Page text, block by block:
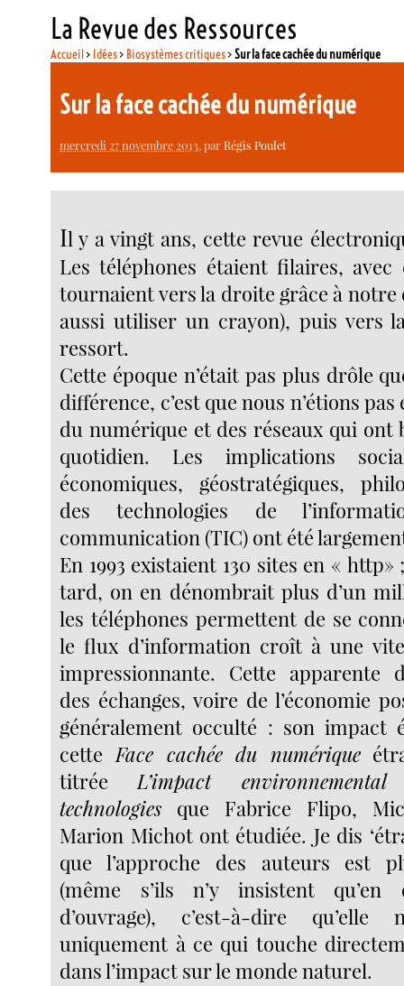
La Revue des Ressources
Accueil> Idées> Biosystèmes critiques>Sur la face cachée du numérique
Sur la face cachée du numérique
mercredi 27 novembre 2013, parRégis Poulet
Il y a vingt ans, cette revue
Les téléphones étaient filaires, avec
tournaient vers la droite grâce à notre
aussi utiliser un crayon), puis vers
ressort.
Cette époque n’était pas plus drôle
différence, c’est que nous n’étions pas
du numérique et des réseaux qui ont
quotidien. Les implications
économiques, géostratégiques,
des technologies de
communication (TIC) ont été
En 1993 existaient 130 sites en «
tard, on en dénombrait plus d’un
les téléphones permettent de se
le flux d’information croît à une
impressionnante. Cette apparente
des échanges, voire de l’économie
généralement occulté : son impact
cetteFace cachée du numérique
titréeL’impact
technologies que Fabrice Flipo,
Marion Michot ont étudiée. Je dis
que l’approche des auteurs est
(même s’ils n’y insistent qu’en
d’ouvrage), c’est-à-dire
uniquement à ce qui touche
dans l’impact sur le monde naturel.